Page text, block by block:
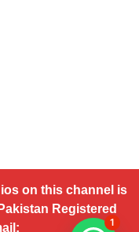
on this channel is
Registered
1